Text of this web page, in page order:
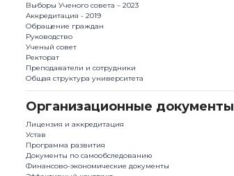
Выборы Ученого совета – 2023
Аккредитация - 2019
Обращение граждан
Руководство
Ученый совет
Ректорат
Преподаватели и сотрудники
Общая структура университета
Организационные документы
Лицензия и аккредитация
Устав
Программа развития
Документы по самообследованию
Финансово-экономические документы